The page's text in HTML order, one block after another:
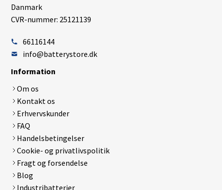
Danmark
CVR-nummer: 25121139
66116144
info@batterystore.dk
Information
Om os
Kontakt os
Erhvervskunder
FAQ
Handelsbetingelser
Cookie- og privatlivspolitik
Fragt og forsendelse
Blog
Industribatterier